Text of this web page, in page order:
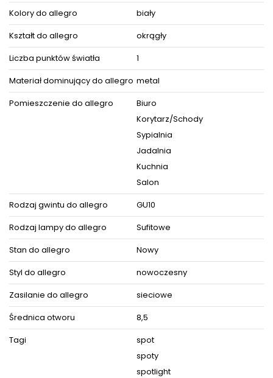
Kolory do allegro
biały
Kształt do allegro
okrągły
Liczba punktów światła
1
Materiał dominujący do allegro metal
Pomieszczenie do allegro
Biuro
Korytarz/Schody
Sypialnia
Jadalnia
Kuchnia
Salon
Rodzaj gwintu do allegro
GU10
Rodzaj lampy do allegro
Sufitowe
Stan do allegro
Nowy
Styl do allegro
nowoczesny
Zasilanie do allegro
sieciowe
Średnica otworu
8,5
Tagi
spot
spoty
spotlight